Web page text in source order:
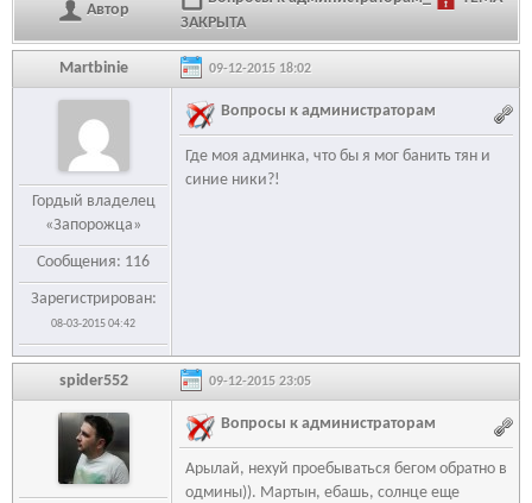
Автор
ЗАКРЫТА
Martbinie 09-12-2015 18:02
Гордый владелец
«Запорожца»
Сообщения: 116
Зарегистрирован:
08-03-2015 04:42
Вопросы к администраторам
Где моя админка, что бы я мог банить тян и
синие ники?!
spider552 09-12-2015 23:05
Вопросы к администраторам
Арылай, нехуй проебываться бегом обратно в
одмины)). Мартын, ебашь, солнце еще